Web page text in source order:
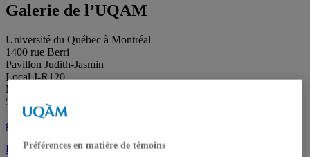
Galerie de l’UQAM
Université du Québec à Montréal
1400 rue Berri
Pavillon Judith-Jasmin
Local J-R120
Montréal (QC) Canada
514 987-6150
galerie@uqam.ca
Faire un don
Préférences en matière de témoins